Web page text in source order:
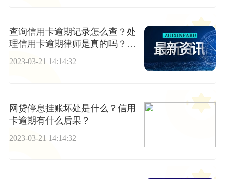
​查询信用卡逾期记录怎么查？处
理信用卡逾期律师是真的吗？_
环球速递
2023-03-21 14:14:32
网贷停息挂账坏处是什么？信用
卡逾期有什么后果？
2023-03-21 14:14:32